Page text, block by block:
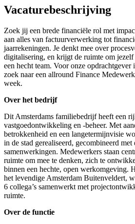
Vacaturebeschrijving
Zoek jij een brede financiële rol met
aan alles van factuurverwerking tot
jaarrekeningen. Je denkt mee over
digitalisering, en krijgt de ruimte om
een hecht team. Voor onze
zoek naar een allround Finance
week.
Over het bedrijf
Dit Amsterdams familiebedrijf heeft een
vastgoedontwikkeling en -beheer. Met
betrokkenheid en een langetermijnvisie
in de stad gerealiseerd, gecombineerd met
samenwerkingen. Medewerkers staan
ruimte om mee te denken, zich te
binnen een hechte, open werkomgeving.
het levendige Amsterdam Buitenveldert,
6 collega’s samenwerkt met
ruimte.
Over de functie